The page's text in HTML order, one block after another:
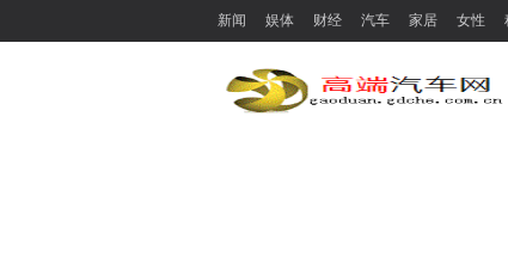
新闻 娱体 财经 汽车 家居 女性